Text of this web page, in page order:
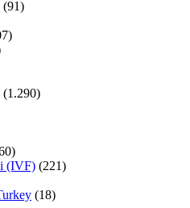
(91)
(1.290)
(IVF) (221)
(18)